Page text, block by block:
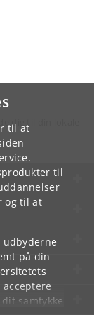
til at
til
og til at
udbyderne
på din
samtykke
dig til din lokale